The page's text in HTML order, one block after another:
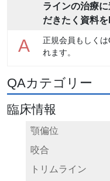
ラインの治療
だきたく資料を
A
正規会員もしく
れます。
QAカテゴリー
臨床情報
顎偏位
咬合
トリムライン